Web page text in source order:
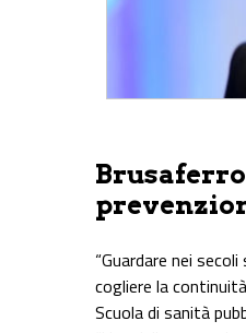
Brusaferro
“Guardare nei
cogliere la
Scuola di sanità